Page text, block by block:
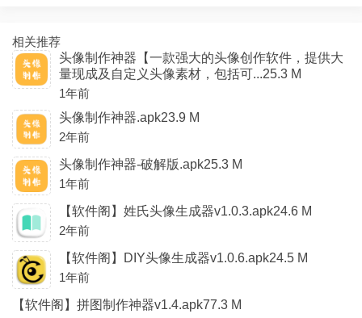
相关推荐
头像制作神器【一款强大的头像创作软件，提供大
量现成及自定义头像素材，包括可...25.3 M
1年前
头像制作神器.apk23.9 M
2年前
头像制作神器-破解版.apk25.3 M
1年前
【软件阁】姓氏头像生成器v1.0.3.apk24.6 M
2年前
【软件阁】DIY头像生成器v1.0.6.apk24.5 M
1年前
【软件阁】拼图制作神器v1.4.apk77.3 M